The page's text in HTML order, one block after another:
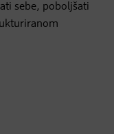
sebe, poboljšati